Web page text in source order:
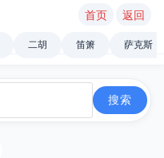
首页 返回
二胡 笛箫 萨克斯